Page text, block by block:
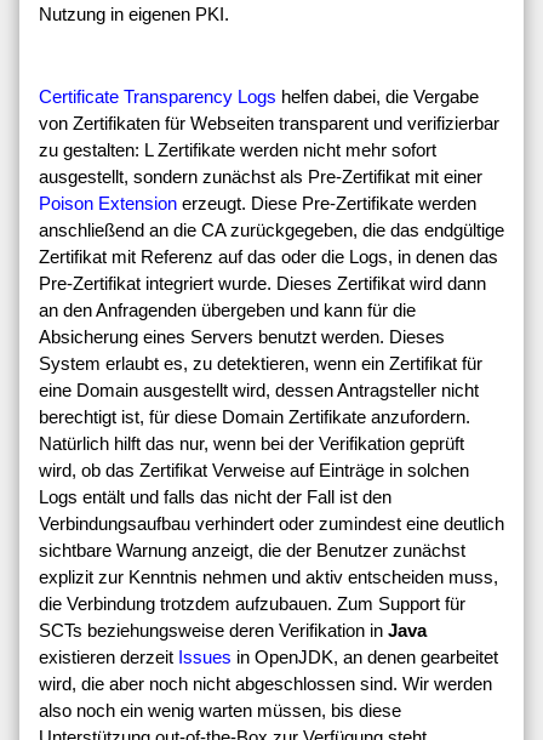
Nutzung in eigenen PKI.
Certificate Transparency Logs helfen dabei, die Vergabe
von Zertifikaten für Webseiten transparent und verifizierbar
zu gestalten: L Zertifikate werden nicht mehr sofort
ausgestellt, sondern zunächst als Pre-Zertifikat mit einer
Poison Extension erzeugt. Diese Pre-Zertifikate werden
anschließend an die CA zurückgegeben, die das endgültige
Zertifikat mit Referenz auf das oder die Logs, in denen das
Pre-Zertifikat integriert wurde. Dieses Zertifikat wird dann
an den Anfragenden übergeben und kann für die
Absicherung eines Servers benutzt werden. Dieses
System erlaubt es, zu detektieren, wenn ein Zertifikat für
eine Domain ausgestellt wird, dessen Antragsteller nicht
berechtigt ist, für diese Domain Zertifikate anzufordern.
Natürlich hilft das nur, wenn bei der Verifikation geprüft
wird, ob das Zertifikat Verweise auf Einträge in solchen
Logs entält und falls das nicht der Fall ist den
Verbindungsaufbau verhindert oder zumindest eine deutlich
sichtbare Warnung anzeigt, die der Benutzer zunächst
explizit zur Kenntnis nehmen und aktiv entscheiden muss,
die Verbindung trotzdem aufzubauen. Zum Support für
SCTs beziehungsweise deren Verifikation in Java
existieren derzeit Issues in OpenJDK, an denen gearbeitet
wird, die aber noch nicht abgeschlossen sind. Wir werden
also noch ein wenig warten müssen, bis diese